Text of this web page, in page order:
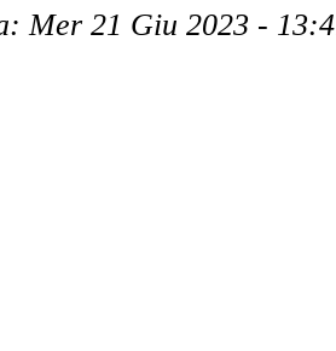
Mer 21 Giu 2023 -